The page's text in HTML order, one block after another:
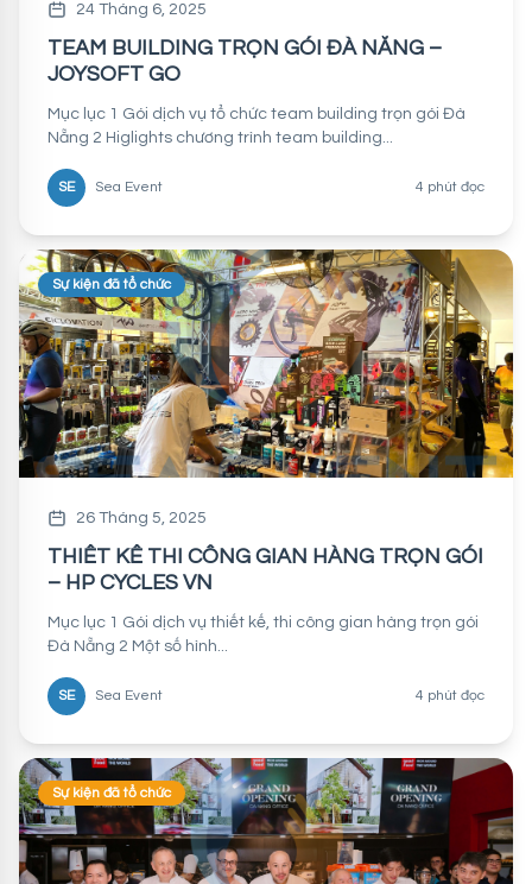
24 Tháng 6, 2025
TEAM BUILDING TRỌN GÓI ĐÀ NẴNG –
JOYSOFT GO
Mục lục 1 Gói dịch vụ tổ chức team building trọn gói Đà
Nẵng 2 Higlights chương trình team building...
SE Sea Event 4 phút đọc
Sự kiện đã tổ chức
26 Tháng 5, 2025
THIẾT KẾ THI CÔNG GIAN HÀNG TRỌN GÓI
– HP CYCLES VN
Mục lục 1 Gói dịch vụ thiết kế, thi công gian hàng trọn gói
Đà Nẵng 2 Một số hình...
SE Sea Event 4 phút đọc
Sự kiện đã tổ chức